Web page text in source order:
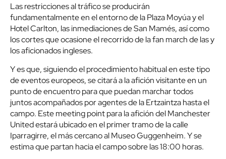
Las restricciones al tráfico se producirán
fundamentalmente en el entorno de la Plaza Moyúa y el
Hotel Carlton, las inmediaciones de San Mamés, así como
los cortes que ocasione el recorrido de la fan march de las y
los aficionados ingleses.
Y es que, siguiendo el procedimiento habitual en este tipo
de eventos europeos, se citará a la afición visitante en un
punto de encuentro para que puedan marchar todos
juntos acompañados por agentes de la Ertzaintza hasta el
campo. Este meeting point para la afición del Manchester
United estará ubicado en el primer tramo de la calle
Iparragirre, el más cercano al Museo Guggenheim. Y se
estima que partan hacia el campo sobre las 18:00 horas.